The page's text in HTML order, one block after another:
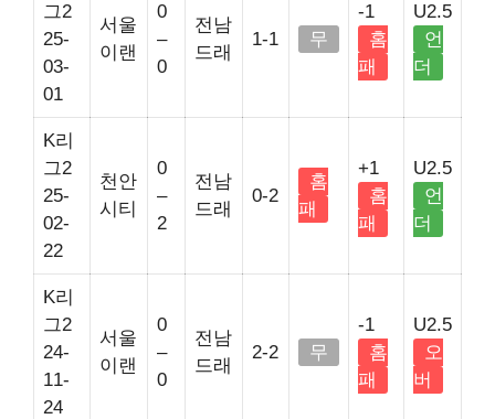
그2
25-
03-
01
서울
이랜
0
–
0
전남
드래
1-1 무
-1
홈
패
U2.5
언
더
K리
그2
25-
02-
22
천안
시티
0
–
2
전남
드래
0-2
홈
패
+1
홈
패
U2.5
언
더
K리
그2
24-
11-
24
서울
이랜
0
–
0
전남
드래
2-2 무
-1
홈
패
U2.5
오
버